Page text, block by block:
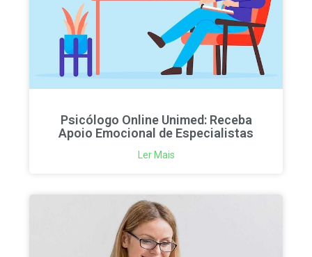
Psicólogo Online Unimed: Receba
Apoio Emocional de Especialistas
Ler Mais